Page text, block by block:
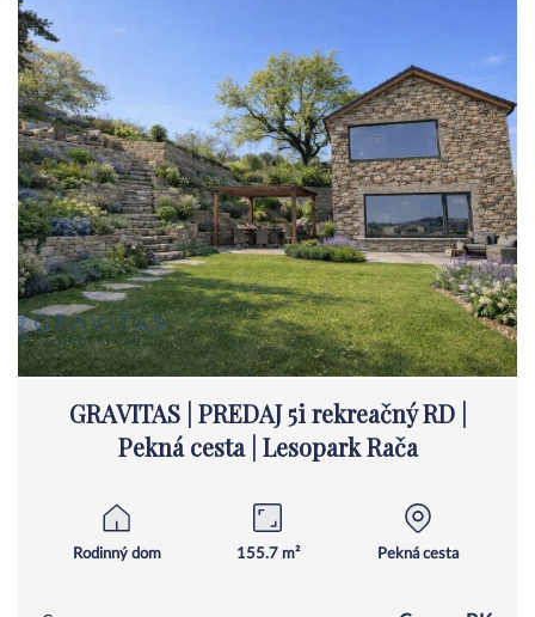
GRAVITAS | PREDAJ 5i rekreačný RD |
Pekná cesta | Lesopark Rača
Rodinný dom 155.7 m² Pekná cesta